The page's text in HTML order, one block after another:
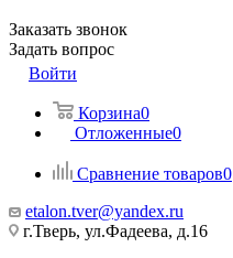
Заказать звонок
Задать вопрос
Войти
Корзина0
Отложенные0
Сравнение товаров0
etalon.tver@yandex.ru
г.Тверь, ул.Фадеева, д.16